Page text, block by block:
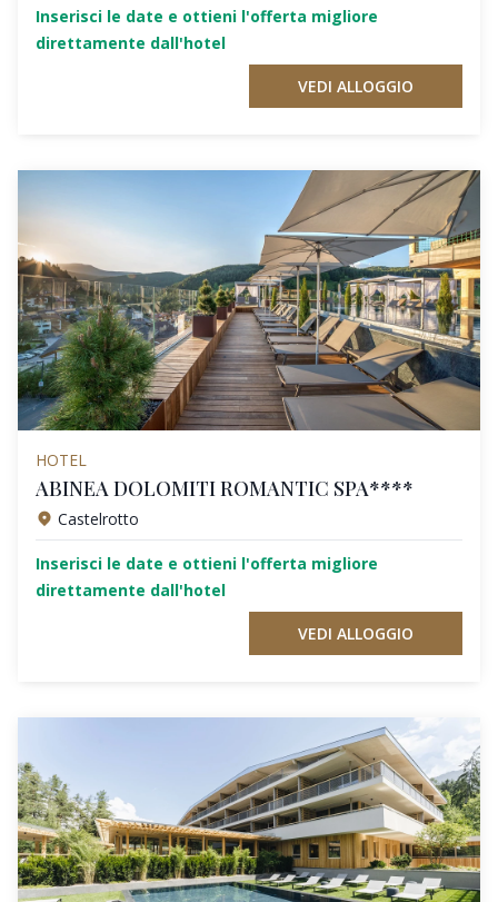
Inserisci le date e ottieni l'offerta migliore
direttamente dall'hotel
VEDI ALLOGGIO
HOTEL
ABINEA DOLOMITI ROMANTIC SPA****
Castelrotto
Inserisci le date e ottieni l'offerta migliore
direttamente dall'hotel
VEDI ALLOGGIO